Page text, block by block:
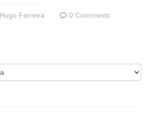
Hugo Ferreira 0 Comments